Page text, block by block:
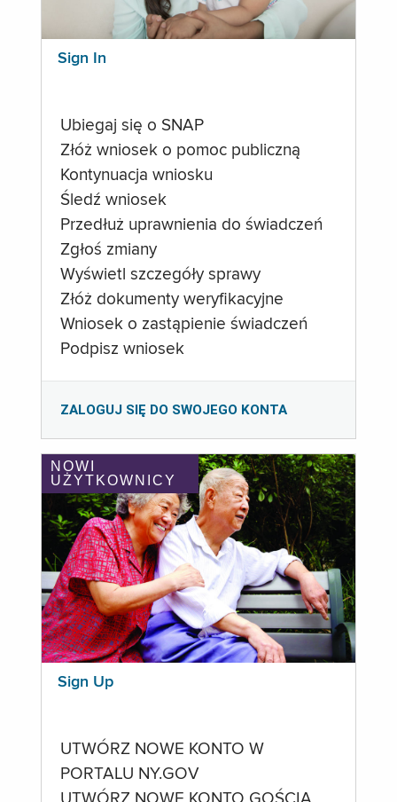
Sign In
Ubiegaj się o SNAP
Złóż wniosek o pomoc publiczną
Kontynuacja wniosku
Śledź wniosek
Przedłuż uprawnienia do świadczeń
Zgłoś zmiany
Wyświetl szczegóły sprawy
Złóż dokumenty weryfikacyjne
Wniosek o zastąpienie świadczeń
Podpisz wniosek
ZALOGUJ SIĘ DO SWOJEGO KONTA
NOWI
UŻYTKOWNICY
Sign Up
UTWÓRZ NOWE KONTO W
PORTALU NY.GOV